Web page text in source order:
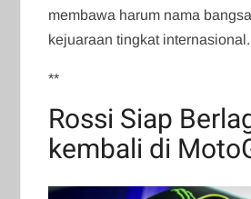
membawa harum nama
kejuaraan tingkat internasional.
**
Rossi Siap
kembali di